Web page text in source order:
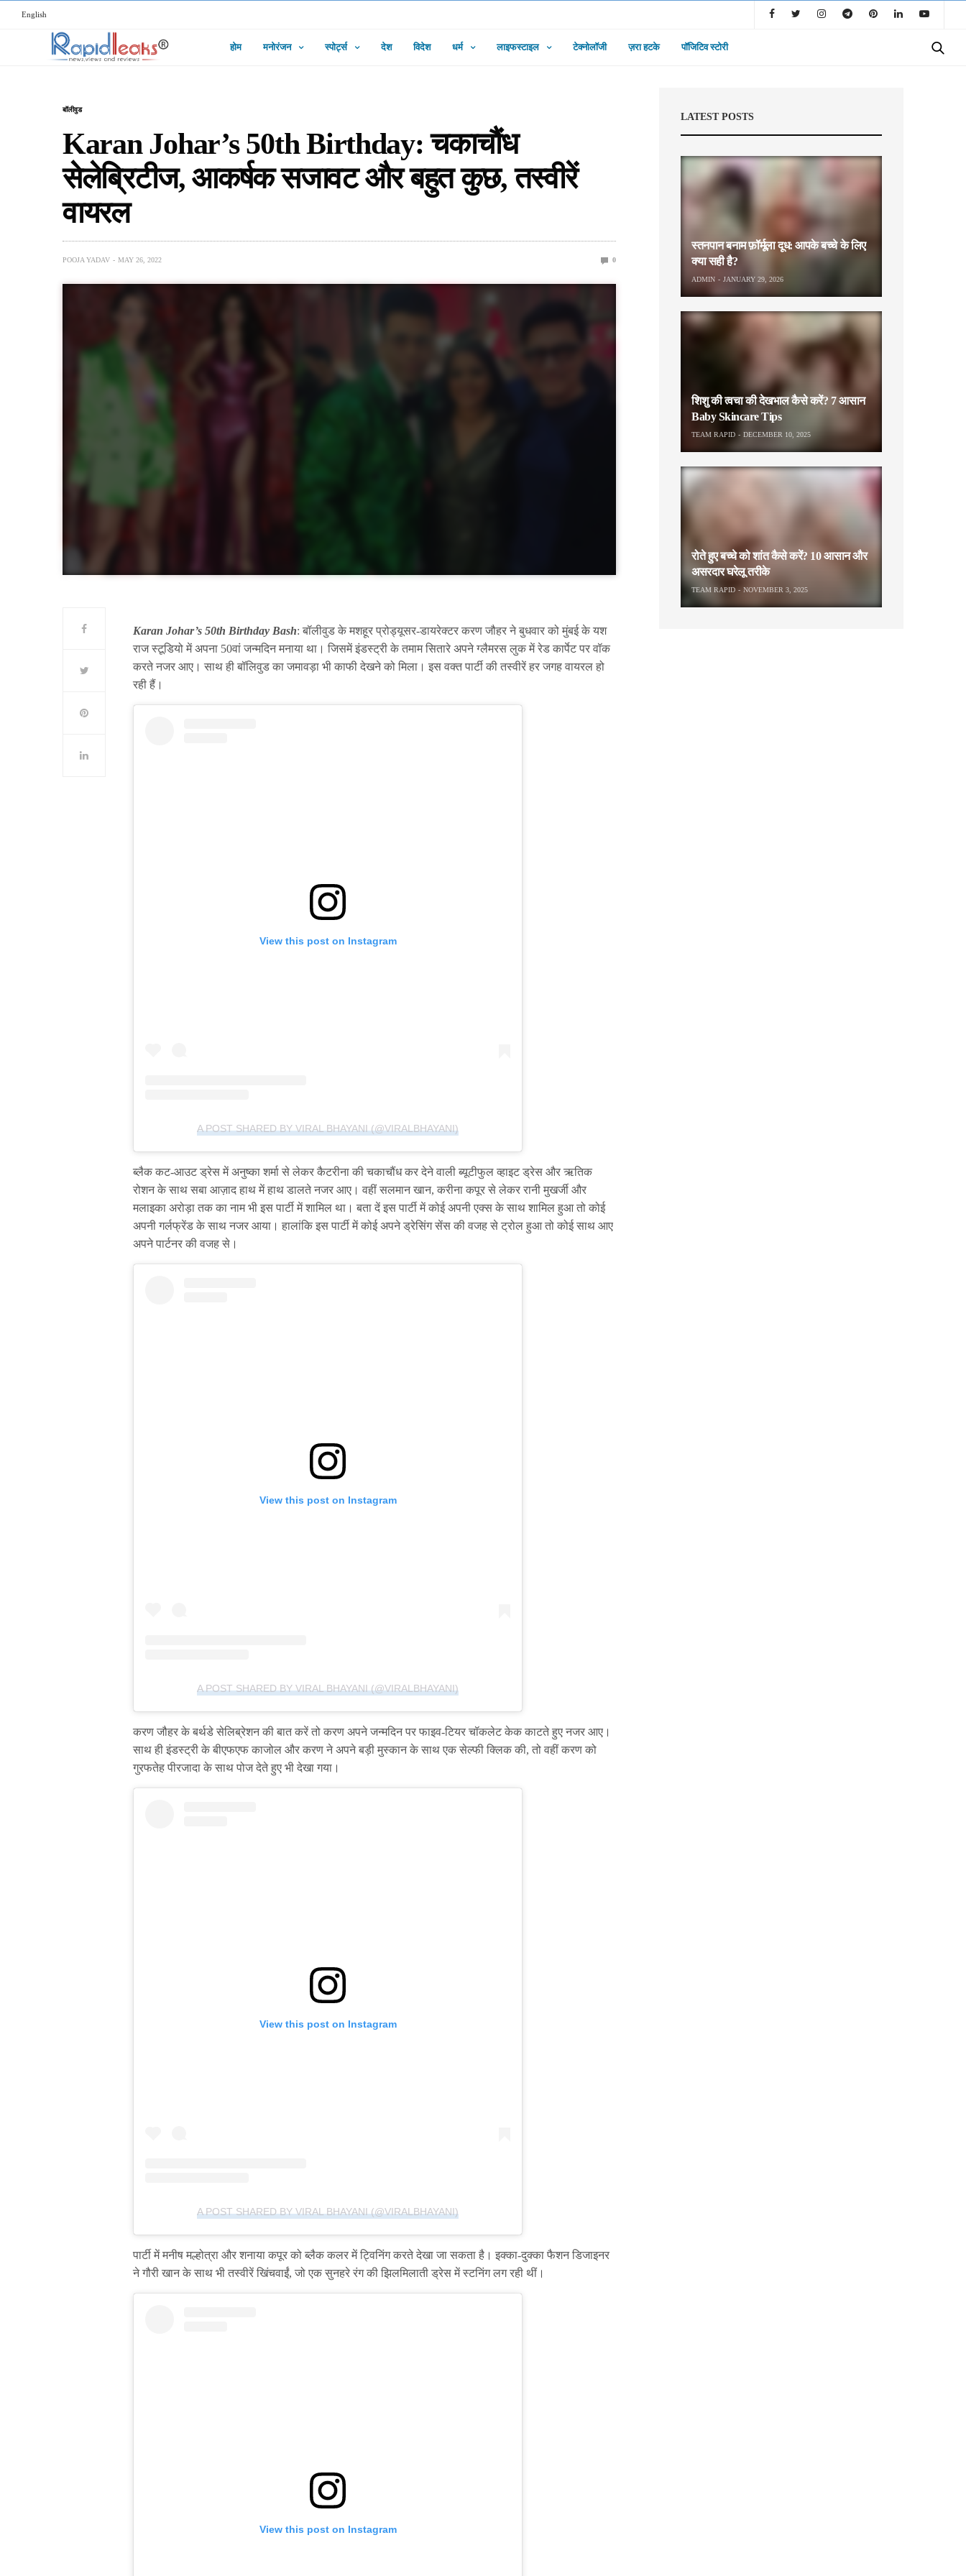
English
होम मनोरंजन स्पोर्ट्स देश विदेश धर्म लाइफस्टाइल टेक्नोलॉजी ज़रा हटके पॉजिटिव स्टोरी
बॉलीवुड
Karan Johar’s 50th Birthday: चकाचौंध
सेलेब्रिटीज, आकर्षक सजावट और बहुत कुछ, तस्वीरें
वायरल
POOJA YADAV MAY 26, 2022 0
Karan Johar’s 50th Birthday Bash: बॉलीवुड के मशहूर प्रोड्यूसर-डायरेक्टर करण जौहर ने बुधवार को मुंबई के यश
राज स्टूडियो में अपना 50वां जन्मदिन मनाया था। जिसमें इंडस्ट्री के तमाम सितारे अपने ग्लैमरस लुक में रेड कार्पेट पर वॉक
करते नजर आए। साथ ही बॉलिवुड का जमावड़ा भी काफी देखने को मिला। इस वक्त पार्टी की तस्वीरें हर जगह वायरल हो
रही हैं।
View this post on Instagram
A POST SHARED BY VIRAL BHAYANI (@VIRALBHAYANI)
ब्लैक कट-आउट ड्रेस में अनुष्का शर्मा से लेकर कैटरीना की चकाचौंध कर देने वाली ब्यूटीफुल व्हाइट ड्रेस और ऋतिक
रोशन के साथ सबा आज़ाद हाथ में हाथ डालते नजर आए। वहीं सलमान खान, करीना कपूर से लेकर रानी मुखर्जी और
मलाइका अरोड़ा तक का नाम भी इस पार्टी में शामिल था। बता दें इस पार्टी में कोई अपनी एक्स के साथ शामिल हुआ तो कोई
अपनी गर्लफ्रेंड के साथ नजर आया। हालांकि इस पार्टी में कोई अपने ड्रेसिंग सेंस की वजह से ट्रोल हुआ तो कोई साथ आए
अपने पार्टनर की वजह से।
View this post on Instagram
A POST SHARED BY VIRAL BHAYANI (@VIRALBHAYANI)
करण जौहर के बर्थडे सेलिब्रेशन की बात करें तो करण अपने जन्मदिन पर फाइव-टियर चॉकलेट केक काटते हुए नजर आए।
साथ ही इंडस्ट्री के बीएफएफ काजोल और करण ने अपने बड़ी मुस्कान के साथ एक सेल्फी क्लिक की, तो वहीं करण को
गुरफतेह पीरजादा के साथ पोज देते हुए भी देखा गया।
View this post on Instagram
A POST SHARED BY VIRAL BHAYANI (@VIRALBHAYANI)
पार्टी में मनीष मल्होत्रा और शनाया कपूर को ब्लैक कलर में ट्विनिंग करते देखा जा सकता है। इक्का-दुक्का फैशन डिजाइनर
ने गौरी खान के साथ भी तस्वीरें खिंचवाईं, जो एक सुनहरे रंग की झिलमिलाती ड्रेस में स्टनिंग लग रही थीं।
View this post on Instagram
LATEST POSTS
स्तनपान बनाम फ़ॉर्मूला दूध: आपके बच्चे के लिए
क्या सही है?
ADMIN JANUARY 29, 2026
शिशु की त्वचा की देखभाल कैसे करें? 7 आसान
Baby Skincare Tips
TEAM RAPID DECEMBER 10, 2025
रोते हुए बच्चे को शांत कैसे करें? 10 आसान और
असरदार घरेलू तरीके
TEAM RAPID NOVEMBER 3, 2025